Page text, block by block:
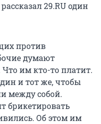
29.RU один
против
думают
им кто-то платит.
и тот же, чтобы
между собой.
брикетировать
Об этом им